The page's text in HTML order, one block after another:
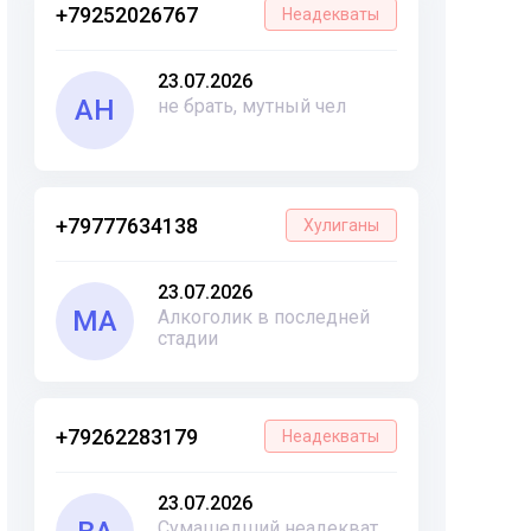
+79252026767 Неадекваты
АН
23.07.2026
не брать, мутный чел
+79777634138 Хулиганы
МА
23.07.2026
Алкоголик в последней
стадии
+79262283179 Неадекваты
23.07.2026